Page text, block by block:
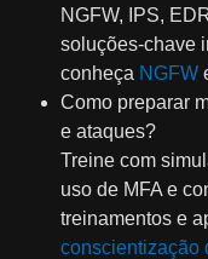
NGFW, IPS,
soluções-chave
conheça NGFW
Como preparar
e ataques?
Treine com
uso de MFA e
treinamentos e
conscientização